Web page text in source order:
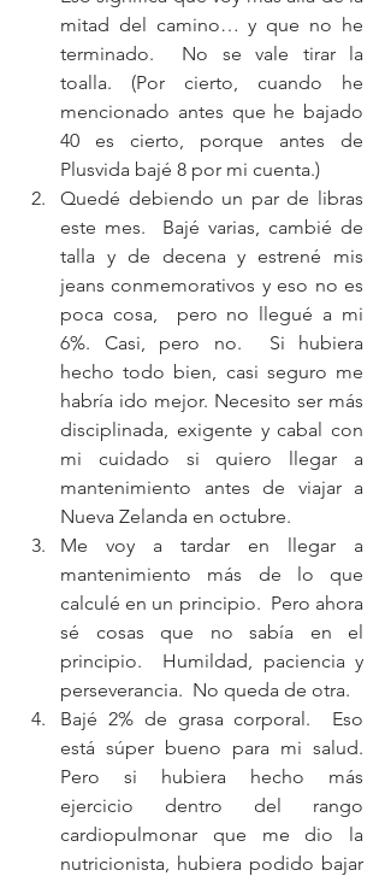
mitad del camino… y que no he
terminado.  No se vale tirar la
toalla. (Por cierto, cuando he
mencionado antes que he bajado
40 es cierto, porque antes de
Plusvida bajé 8 por mi cuenta.)
Quedé debiendo un par de libras
este mes.  Bajé varias, cambié de
talla y de decena y estrené mis
jeans conmemorativos y eso no es
poca cosa,  pero no llegué a mi
6%. Casi, pero no.  Si hubiera
hecho todo bien, casi seguro me
habría ido mejor. Necesito ser más
disciplinada, exigente y cabal con
mi cuidado si quiero llegar a
mantenimiento antes de viajar a
Nueva Zelanda en octubre.
Me voy a tardar en llegar a
mantenimiento más de lo que
calculé en un principio.  Pero ahora
sé cosas que no sabía en el
principio.  Humildad, paciencia y
Bajé 2% de grasa corporal.  Eso
está súper bueno para mi salud.
Pero si hubiera hecho más
ejercicio dentro del rango
cardiopulmonar que me dio la
nutricionista, hubiera podido bajar